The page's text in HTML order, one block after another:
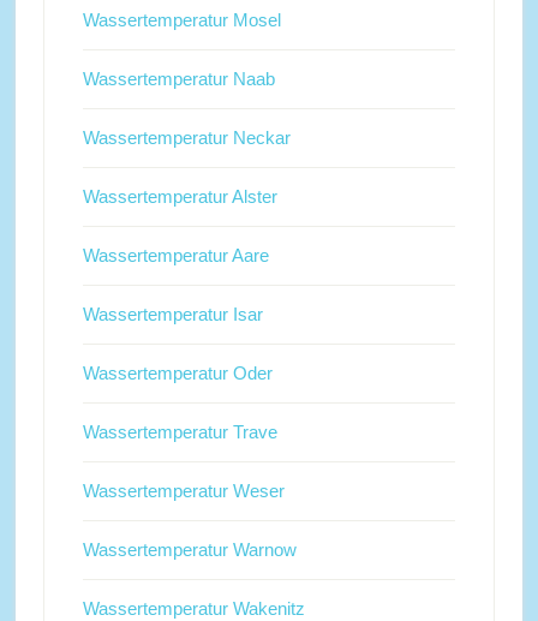
Wassertemperatur Mosel
Wassertemperatur Naab
Wassertemperatur Neckar
Wassertemperatur Alster
Wassertemperatur Aare
Wassertemperatur Isar
Wassertemperatur Oder
Wassertemperatur Trave
Wassertemperatur Weser
Wassertemperatur Warnow
Wassertemperatur Wakenitz